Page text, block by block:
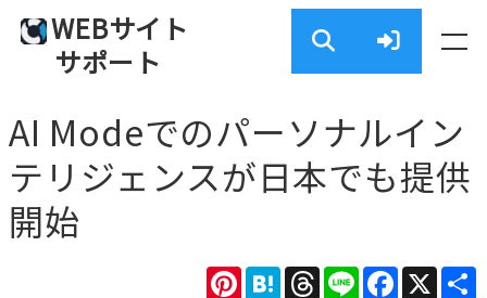
WEBサイト
サポート
AI Modeでのパーソナルイン
テリジェンスが日本でも提供
開始
X
Facebook
Line
Threads
Hatena
Pinterest